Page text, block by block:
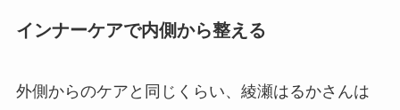
インナーケアで内側から整える
外側からのケアと同じくらい、綾瀬はるかさんは